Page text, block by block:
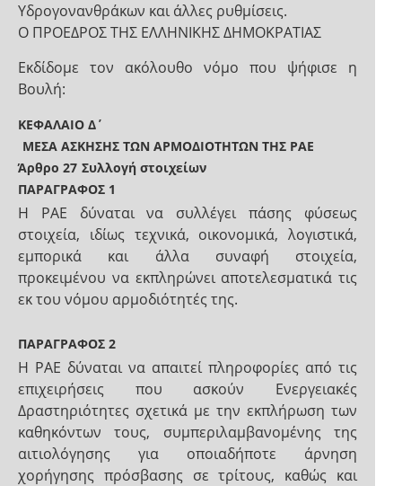
Υδρογονανθράκων και άλλες ρυθμίσεις.
Ο ΠΡΟΕΔΡΟΣ ΤΗΣ ΕΛΛΗΝΙΚΗΣ ΔΗΜΟΚΡΑΤΙΑΣ
Εκδίδομε τον ακόλουθο νόμο που ψήφισε η
Βουλή:
ΚΕΦΑΛΑΙΟ Δ΄
ΜΕΣΑ ΑΣΚΗΣΗΣ ΤΩΝ ΑΡΜΟΔΙΟΤΗΤΩΝ ΤΗΣ ΡΑΕ
Άρθρο 27 Συλλογή στοιχείων
ΠΑΡΑΓΡΑΦΟΣ 1
Η ΡΑΕ δύναται να συλλέγει πάσης φύσεως
στοιχεία, ιδίως τεχνικά, οικονομικά, λογιστικά,
εμπορικά και άλλα συναφή στοιχεία,
προκειμένου να εκπληρώνει αποτελεσματικά τις
εκ του νόμου αρμοδιότητές της.
ΠΑΡΑΓΡΑΦΟΣ 2
Η ΡΑΕ δύναται να απαιτεί πληροφορίες από τις
επιχειρήσεις που ασκούν Ενεργειακές
Δραστηριότητες σχετικά με την εκπλήρωση των
καθηκόντων τους, συμπεριλαμβανομένης της
αιτιολόγησης για οποιαδήποτε άρνηση
χορήγησης πρόσβασης σε τρίτους, καθώς και